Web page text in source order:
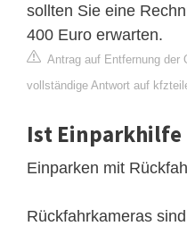
sollten Sie eine
400 Euro erwarten.
Antrag auf Entfernung der
vollständige Antwort auf
Ist Einparkhilfe
Einparken mit
Rückfahrkameras